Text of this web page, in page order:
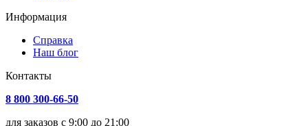
Информация
Справка
Наш блог
Контакты
8 800 300-66-50
для заказов с 9:00 до 21:00